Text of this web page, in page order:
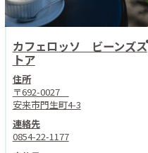
カフェロッソ ビーンズス
トア
住所
〒692-0027
安来市門生町4-3
連絡先
0854-22-1177